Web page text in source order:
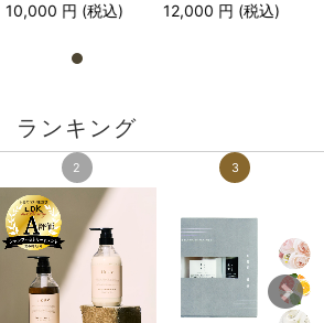
10,000 円 (税込) 12,000 円 (税込)
ランキング
2 3